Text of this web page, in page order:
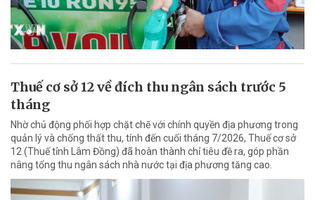
Thuế cơ sở 12 về đích thu ngân sách trước 5
tháng
Nhờ chủ động phối hợp chặt chẽ với chính quyền địa phương trong
quản lý và chống thất thu, tính đến cuối tháng 7/2026, Thuế cơ sở
12 (Thuế tỉnh Lâm Đồng) đã hoàn thành chỉ tiêu đề ra, góp phần
nâng tổng thu ngân sách nhà nước tại địa phương tăng cao.